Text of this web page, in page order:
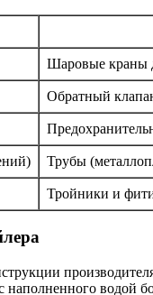
Шаровые краны
Обратный
Трубы
Тройники и
водой